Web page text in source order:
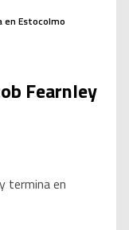
en Estocolmo
Fearnley